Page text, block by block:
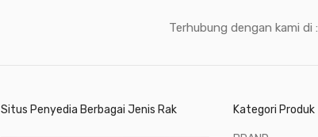
Terhubung dengan kami di :
Situs Penyedia Berbagai Jenis Rak Kategori Produk